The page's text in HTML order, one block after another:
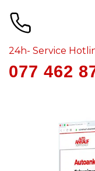
24h- Service
077 462